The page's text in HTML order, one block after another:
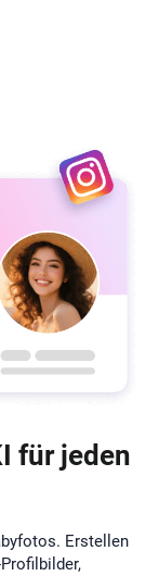
für jeden
Erstellen